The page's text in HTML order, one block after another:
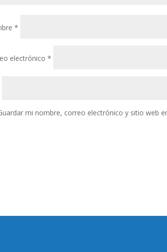
*
electrónico*
mi nombre, correo electrónico y sitio web